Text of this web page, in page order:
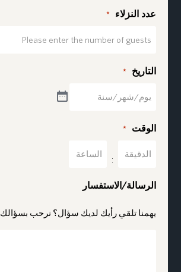
عدد النزلاء *
التاريخ *
الوقت *
ساعات
:
دقائق
الرسالة/الاستفسار
يهمنا تلقي رأيك لديك سؤال؟ نرحب بسؤالك.